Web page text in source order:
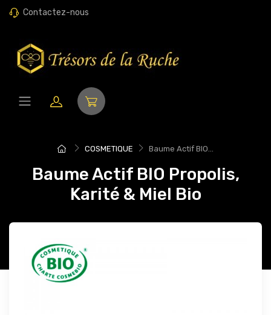
Contactez-nous
COSMETIQUE Baume Actif BIO...
Baume Actif BIO Propolis,
Karité & Miel Bio